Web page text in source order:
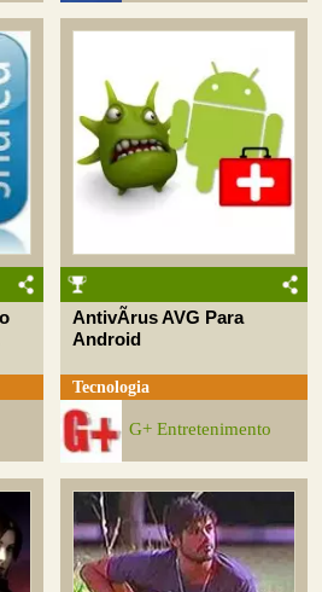
AntivÃ­rus AVG Para
Android
Tecnologia
G+ Entretenimento